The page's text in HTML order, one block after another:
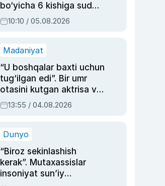
bo‘yicha 6 kishiga sud
hukmi o‘qildi
10:10 / 05.08.2026
Madaniyat
“U boshqalar baxti uchun
tug‘ilgan edi”. Bir umr
otasini kutgan aktrisa va
dublyaj ustasi Rimma
Ahmedovaning
13:55 / 04.08.2026
Dunyo
“Biroz sekinlashish
kerak”. Mutaxassislar
insoniyat sun’iy